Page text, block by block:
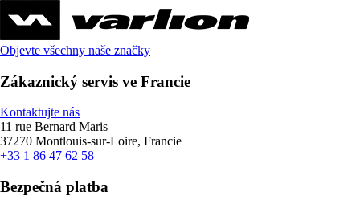
Objevte všechny naše značky
Zákaznický servis ve Francie
Kontaktujte nás
11 rue Bernard Maris
37270 Montlouis-sur-Loire, Francie
+33 1 86 47 62 58
Bezpečná platba